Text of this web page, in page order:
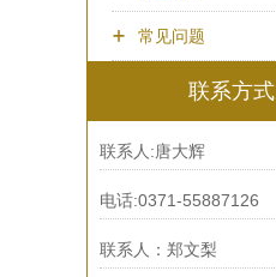
 常见问题
联系方式
联系人:唐大辉
电话:0371-55887126
联系人：郑文梨